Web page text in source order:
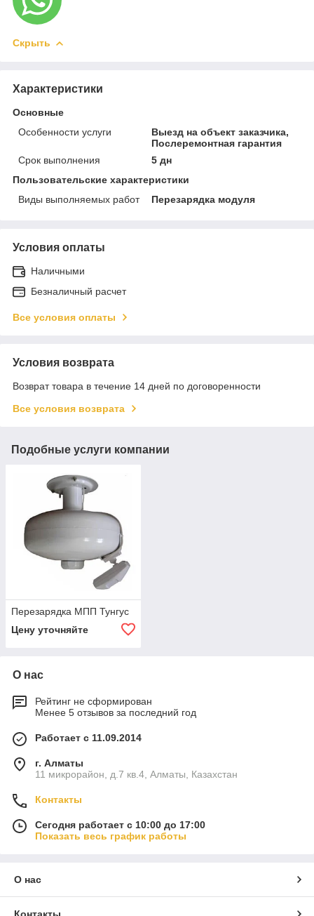
Скрыть
Характеристики
Основные
Особенности услуги
Выезд на объект заказчика,
Послеремонтная гарантия
Срок выполнения
5 дн
Пользовательские характеристики
Виды выполняемых работ
Перезарядка модуля
Условия оплаты
Наличными
Безналичный расчет
Все условия оплаты
Условия возврата
Возврат товара в течение 14 дней по договоренности
Все условия возврата
Подобные услуги компании
Перезарядка МПП Тунгус
Цену уточняйте
О нас
Рейтинг не сформирован
Менее 5 отзывов за последний год
Работает с 11.09.2014
г. Алматы
11 микрорайон, д.7 кв.4, Алматы, Казахстан
Контакты
Сегодня работает с 10:00 до 17:00
Показать весь график работы
О нас